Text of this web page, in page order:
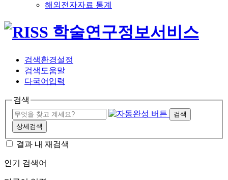
해외전자자료 통계
검색환경설정
검색도움말
다국어입력
검색
검색
상세검색
결과 내 재검색
인기 검색어